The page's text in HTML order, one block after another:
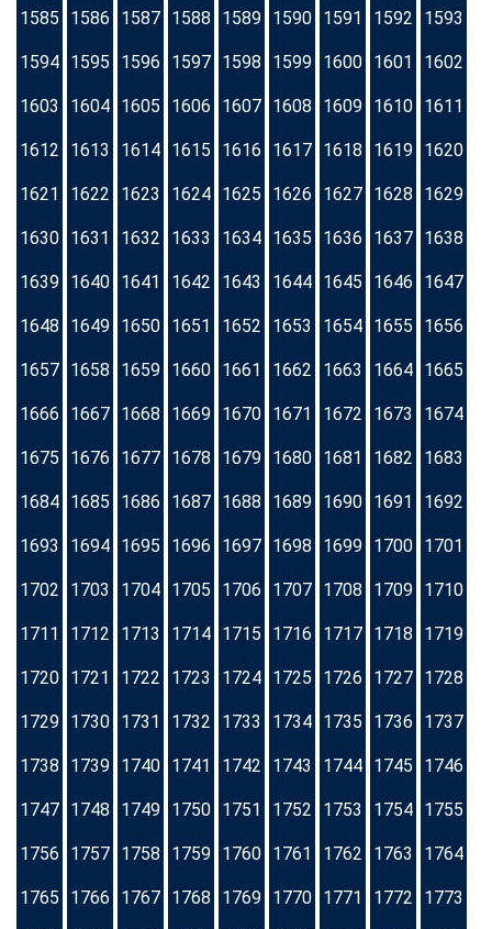
1585 1586 1587 1588 1589 1590 1591 1592 1593
1594 1595 1596 1597 1598 1599 1600 1601 1602
1603 1604 1605 1606 1607 1608 1609 1610 1611
1612 1613 1614 1615 1616 1617 1618 1619 1620
1621 1622 1623 1624 1625 1626 1627 1628 1629
1630 1631 1632 1633 1634 1635 1636 1637 1638
1639 1640 1641 1642 1643 1644 1645 1646 1647
1648 1649 1650 1651 1652 1653 1654 1655 1656
1657 1658 1659 1660 1661 1662 1663 1664 1665
1666 1667 1668 1669 1670 1671 1672 1673 1674
1675 1676 1677 1678 1679 1680 1681 1682 1683
1684 1685 1686 1687 1688 1689 1690 1691 1692
1693 1694 1695 1696 1697 1698 1699 1700 1701
1702 1703 1704 1705 1706 1707 1708 1709 1710
1711 1712 1713 1714 1715 1716 1717 1718 1719
1720 1721 1722 1723 1724 1725 1726 1727 1728
1729 1730 1731 1732 1733 1734 1735 1736 1737
1738 1739 1740 1741 1742 1743 1744 1745 1746
1747 1748 1749 1750 1751 1752 1753 1754 1755
1756 1757 1758 1759 1760 1761 1762 1763 1764
1765 1766 1767 1768 1769 1770 1771 1772 1773